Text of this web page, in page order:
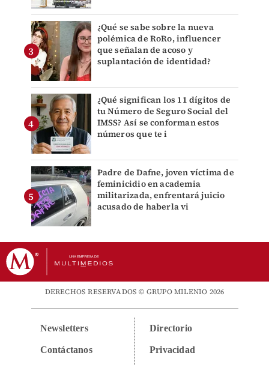
¿Qué se sabe sobre la nueva
polémica de RoRo, influencer
que señalan de acoso y
suplantación de identidad?
¿Qué significan los 11 dígitos de
tu Número de Seguro Social del
IMSS? Así se conforman estos
números que te i
Padre de Dafne, joven víctima de
feminicidio en academia
militarizada, enfrentará juicio
acusado de haberla vi
DERECHOS RESERVADOS © GRUPO MILENIO 2026
Newsletters
Contáctanos
Directorio
Privacidad